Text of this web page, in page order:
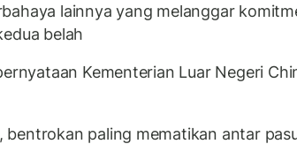
lainnya yang melanggar
belah
Kementerian Luar Negeri
bentrokan paling mematikan antar